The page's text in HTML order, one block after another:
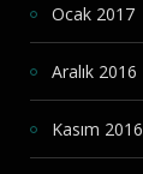
Ocak 2017
Aralık 2016
Kasım 2016